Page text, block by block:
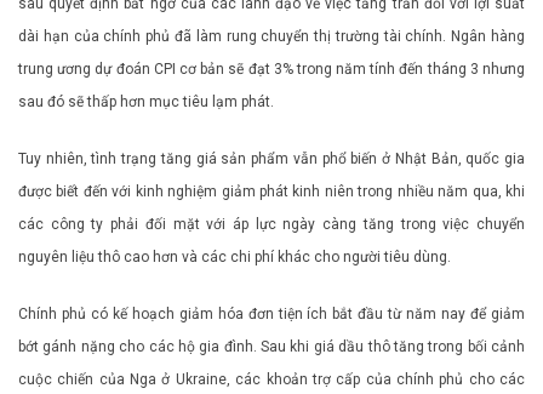
sau quyết định bất ngờ của các lãnh đạo về việc tăng trần đối với lợi suất
dài hạn của chính phủ đã làm rung chuyển thị trường tài chính. Ngân hàng
trung ương dự đoán CPI cơ bản sẽ đạt 3% trong năm tính đến tháng 3 nhưng
sau đó sẽ thấp hơn mục tiêu lạm phát.
Tuy nhiên, tình trạng tăng giá sản phẩm vẫn phổ biến ở Nhật Bản, quốc gia
được biết đến với kinh nghiệm giảm phát kinh niên trong nhiều năm qua, khi
các công ty phải đối mặt với áp lực ngày càng tăng trong việc chuyển
nguyên liệu thô cao hơn và các chi phí khác cho người tiêu dùng.
Chính phủ có kế hoạch giảm hóa đơn tiện ích bắt đầu từ năm nay để giảm
bớt gánh nặng cho các hộ gia đình. Sau khi giá dầu thô tăng trong bối cảnh
cuộc chiến của Nga ở Ukraine, các khoản trợ cấp của chính phủ cho các